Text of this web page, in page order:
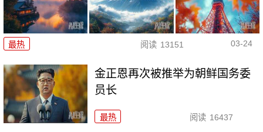
最热 阅读 13151 03-24
金正恩再次被推举为朝鲜国务委
员长
最热 阅读 16437